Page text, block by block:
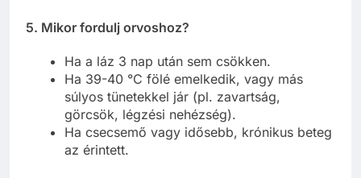
5. Mikor fordulj orvoshoz?
Ha a láz 3 nap után sem csökken.
Ha 39-40 °C fölé emelkedik, vagy más
súlyos tünetekkel jár (pl. zavartság,
görcsök, légzési nehézség).
Ha csecsemő vagy idősebb, krónikus beteg
az érintett.